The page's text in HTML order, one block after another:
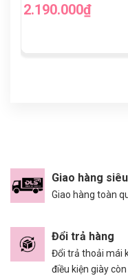
2.190.000₫
Giao hàng
Giao hàng toàn
Đổi trả hàng
Đổi trả thoải mái
điều kiện giày